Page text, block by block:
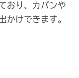
おり、カバンや
かけできます。